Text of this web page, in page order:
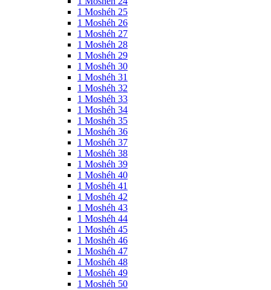
1 Moshéh 25
1 Moshéh 26
1 Moshéh 27
1 Moshéh 28
1 Moshéh 29
1 Moshéh 30
1 Moshéh 31
1 Moshéh 32
1 Moshéh 33
1 Moshéh 34
1 Moshéh 35
1 Moshéh 36
1 Moshéh 37
1 Moshéh 38
1 Moshéh 39
1 Moshéh 40
1 Moshéh 41
1 Moshéh 42
1 Moshéh 43
1 Moshéh 44
1 Moshéh 45
1 Moshéh 46
1 Moshéh 47
1 Moshéh 48
1 Moshéh 49
1 Moshéh 50